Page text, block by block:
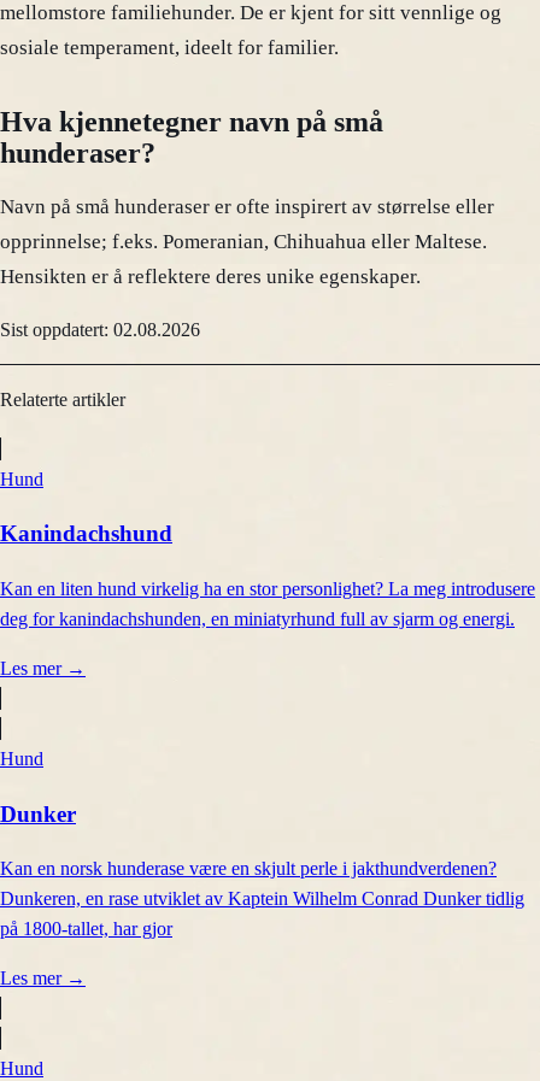
mellomstore familiehunder. De er kjent for sitt vennlige og
sosiale temperament, ideelt for familier.
Hva kjennetegner navn på små
hunderaser?
Navn på små hunderaser er ofte inspirert av størrelse eller
opprinnelse; f.eks. Pomeranian, Chihuahua eller Maltese.
Hensikten er å reflektere deres unike egenskaper.
Sist oppdatert: 02.08.2026
Relaterte artikler
Hund
Kanindachshund
Kan en liten hund virkelig ha en stor personlighet? La meg introdusere
deg for kanindachshunden, en miniatyrhund full av sjarm og energi.
Les mer →
Hund
Dunker
Kan en norsk hunderase være en skjult perle i jakthundverdenen?
Dunkeren, en rase utviklet av Kaptein Wilhelm Conrad Dunker tidlig
på 1800-tallet, har gjor
Les mer →
Hund